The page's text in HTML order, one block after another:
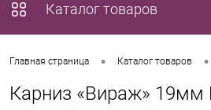
Каталог товаров
Главная страница • Каталог товаров •
Карниз «Вираж» 19мм